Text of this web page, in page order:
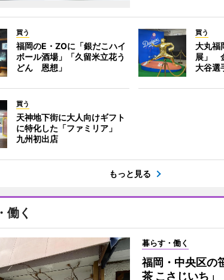
買う
福岡のE・ZOに「銀だこハイ
ボール酒場」「久留米立花う
どん 恩想」
買う
大丸福
展」
大谷選
買う
天神地下街に大人向けギフト
に特化した「ファミリア」
九州初出店
もっと見る
働く
暮らす・働く
福岡・中央区の
茶 こさじいち